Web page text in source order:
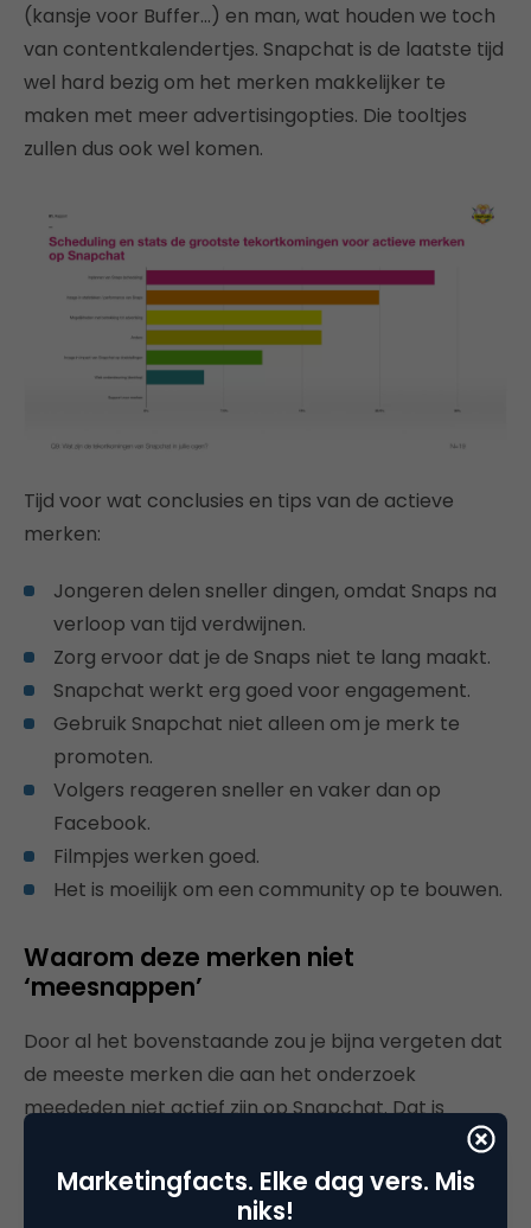
(kansje voor Buffer…) en man, wat houden we toch
van contentkalendertjes. Snapchat is de laatste tijd
wel hard bezig om het merken makkelijker te
maken met meer advertisingopties. Die tooltjes
zullen dus ook wel komen.
Tijd voor wat conclusies en tips van de actieve
merken:
Jongeren delen sneller dingen, omdat Snaps na
verloop van tijd verdwijnen.
Zorg ervoor dat je de Snaps niet te lang maakt.
Snapchat werkt erg goed voor engagement.
Gebruik Snapchat niet alleen om je merk te
promoten.
Volgers reageren sneller en vaker dan op
Facebook.
Filmpjes werken goed.
Het is moeilijk om een community op te bouwen.
Waarom deze merken niet
‘meesnappen’
Door al het bovenstaande zou je bijna vergeten dat
de meeste merken die aan het onderzoek
meededen niet actief zijn op Snapchat. Dat is
natuurlijk niet zomaar. Overigens gaf 59 procent
wel aan van plan te zijn om binnen afzienbare tijd te
beginnen met Snapchat.
Marketingfacts. Elke dag vers. Mis
niks!